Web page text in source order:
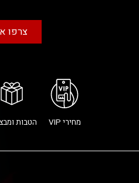
צרפו
מחירי VIP הטבות